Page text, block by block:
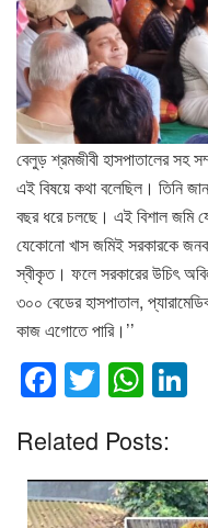
বেলুড় শ্রমজীবী হাসপাতালের সহ
এই বিষয়ে কথা বলেছিল। তিনি
বছর ধরে চলছে। এই বিশাল জমি
যেকোনো খাস জমিই সরকারকে
স্বীকৃত। ফলে সরকারের উচিৎ
৩০০ বেডের হাসপাতাল,
কাজ এগোতে পারি।’’
F
c
e
T
tt
er
W
at
s e
Related Posts: